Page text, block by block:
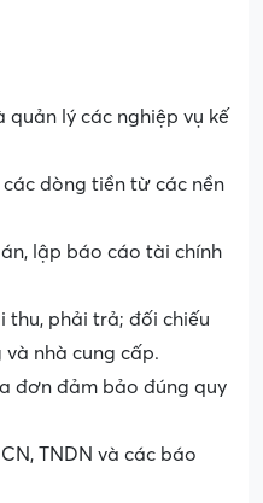
quản lý các nghiệp vụ kế
dòng tiền từ các nền
lập báo cáo tài chính
thu, phải trả; đối chiếu
nhà cung cấp.
đơn đảm bảo đúng quy
TNDN và các báo